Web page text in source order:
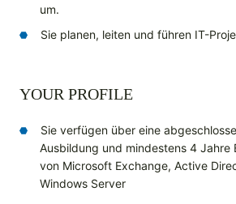
um.
Sie planen, leiten und führen IT-
YOUR PROFILE
Sie verfügen über eine
Ausbildung und mindestens 4 Jahre
von Microsoft Exchange, Active
Windows Server